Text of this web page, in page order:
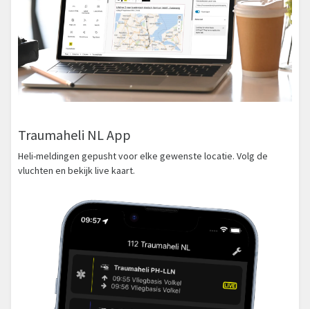
Traumaheli NL App
Heli-meldingen gepusht voor elke gewenste locatie. Volg de
vluchten en bekijk live kaart.